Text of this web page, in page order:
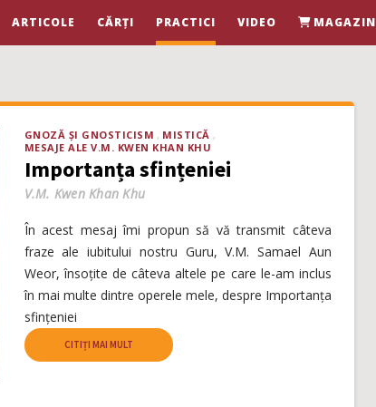
ARTICOLE CĂRȚI PRACTICI VIDEO MAGAZIN
GNOZĂ ȘI GNOSTICISM
MISTICĂ
MESAJE ALE V.M. KWEN KHAN KHU
Importanța sfințeniei
V.M. Kwen Khan Khu
În acest mesaj îmi propun să vă transmit câteva
fraze ale iubitului nostru Guru, V.M. Samael Aun
Weor, însoțite de câteva altele pe care le-am inclus
în mai multe dintre operele mele, despre Importanța
sfințeniei
CITIȚI MAI MULT